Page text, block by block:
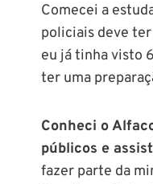
Comecei a
policiais deve
eu já tinha visto
ter uma
Conheci o
públicos e
fazer parte da